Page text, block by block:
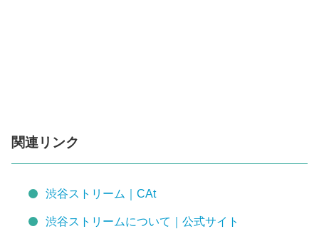
関連リンク
渋谷ストリーム｜CAt
渋谷ストリームについて｜公式サイト